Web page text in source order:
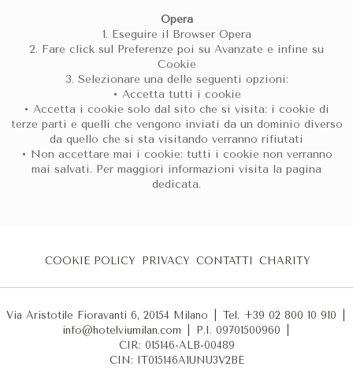
Opera
1. Eseguire il Browser Opera
2. Fare click sul Preferenze poi su Avanzate e infine su
Cookie
3. Selezionare una delle seguenti opzioni:
• Accetta tutti i cookie
• Accetta i cookie solo dal sito che si visita: i cookie di
terze parti e quelli che vengono inviati da un dominio diverso
da quello che si sta visitando verranno rifiutati
• Non accettare mai i cookie: tutti i cookie non verranno
mai salvati. Per maggiori informazioni visita la pagina
dedicata.
COOKIE POLICY PRIVACY CONTATTI CHARITY
Via Aristotile Fioravanti 6, 20154 Milano Tel. +39 02 800 10 910
info@hotelviumilan.com
P.I. 09701500960
CIR: 015146-ALB-00489
CIN: IT015146A1UNU3V2BE